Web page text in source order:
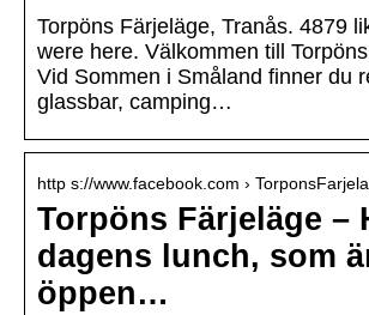
Torpöns Färjeläge, Tranås. 4879
were here. Välkommen till
Vid Sommen i Småland finner du
glassbar, camping…
http s://www.facebook.com ›
Torpöns Färjeläge –
dagens lunch, som
öppen…